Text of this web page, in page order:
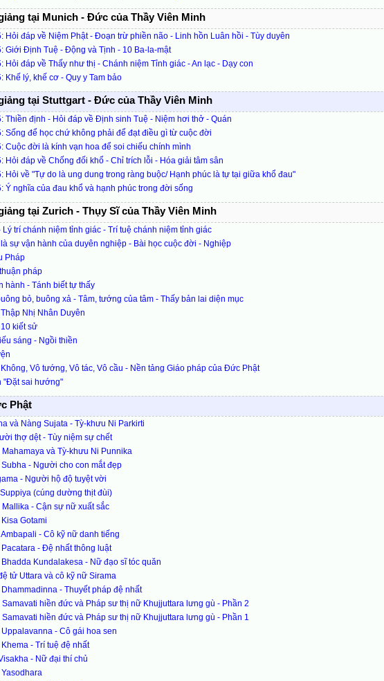
tại Munich - Đức của Thầy Viên Minh
Hỏi đáp về Niệm Phật - Đoạn trừ phiền não - Linh hồn Luân hồi - Tùy duyên
Giới Định Tuệ - Động và Tịnh - 10 Ba-la-mật
Hỏi đáp về Thấy như thị - Chánh niệm Tỉnh giác - An lạc - Dạy con
Khế lý, khế cơ - Quy y Tam bảo
tại Stuttgart - Đức của Thầy Viên Minh
Thiền định - Hỏi đáp về Định sinh Tuệ - Niệm hơi thở - Quán
Sống để học chứ không phải để đạt điều gì từ cuộc đời
Cuộc đời là kính vạn hoa để soi chiếu chính mình
Hỏi đáp về Chống đối khổ - Chỉ trích lỗi - Hóa giải tâm sân
Hỏi về "Tự do là ung dung trong ràng buộc/ Hạnh phúc là tự tại giữa khổ đau"
Ý nghĩa của đau khổ và hạnh phúc trong đời sống
tại Zurich - Thụy Sĩ của Thầy Viên Minh
Lý trí chánh niệm tỉnh giác - Trí tuệ chánh niệm tỉnh giác
sự vận hành của duyên nghiệp - Bài học cuộc đời - Nghiệp
Pháp
pháp
hành - Tánh biết tự thấy
bỏ, buông xả - Tâm, tướng của tâm - Thấy bản lai diện mục
Nhị Nhân Duyên
kiết sử
sáng - Ngồi thiền
Vô tướng, Vô tác, Vô cầu - Nền tảng Giáo pháp của Đức Phật
"Đặt sai hướng"
Phật
và Nàng Sujata - Tỳ-khưu Ni Parkirti
thợ dệt - Tùy niệm sự chết
Mahamaya và Tỳ-khưu Ni Punnika
- Người cho con mắt đẹp
- Người hộ độ tuyệt vời
(cúng dường thịt đùi)
Mallika - Cận sự nữ xuất sắc
Gotami
- Cô kỹ nữ danh tiếng
- Đệ nhất thông luật
Kundalakesa - Nữ đạo sĩ tóc quăn
tử Uttara và cô kỹ nữ Sirama
- Thuyết pháp đệ nhất
Samavati hiền đức và Pháp sư thị nữ Khujjuttara lưng gù - Phần 2
Samavati hiền đức và Pháp sư thị nữ Khujjuttara lưng gù - Phần 1
- Cô gái hoa sen
- Trí tuệ đệ nhất
- Nữ đại thí chủ